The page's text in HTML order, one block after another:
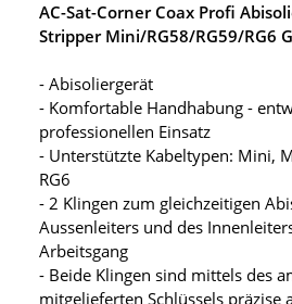
AC-Sat-Corner Coax Profi
Stripper Mini/RG58/RG59/RG6
- Abisoliergerät
- Komfortable Handhabung -
professionellen Einsatz
- Unterstützte Kabeltypen: Mini,
RG6
- 2 Klingen zum gleichzeitigen
Aussenleiters und des
Arbeitsgang
- Beide Klingen sind mittels des
mitgelieferten Schlüssels präzise